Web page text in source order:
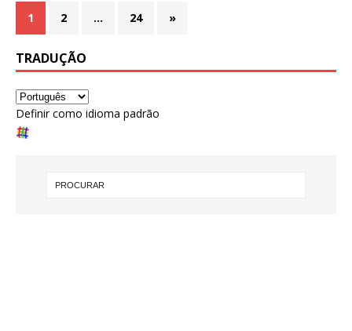
1 2 … 24 »
TRADUÇÃO
Definir como idioma padrão